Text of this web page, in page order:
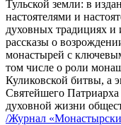
Тульской земли: в
настоятелями и
духовных традициях и
рассказы о
монастырей с
том числе о роли
Куликовской битвы, а
Святейшего
духовной жизни
/Журнал